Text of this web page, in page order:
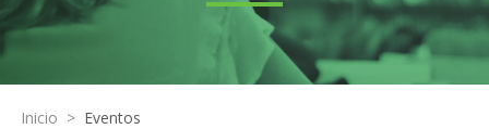
Inicio > Eventos